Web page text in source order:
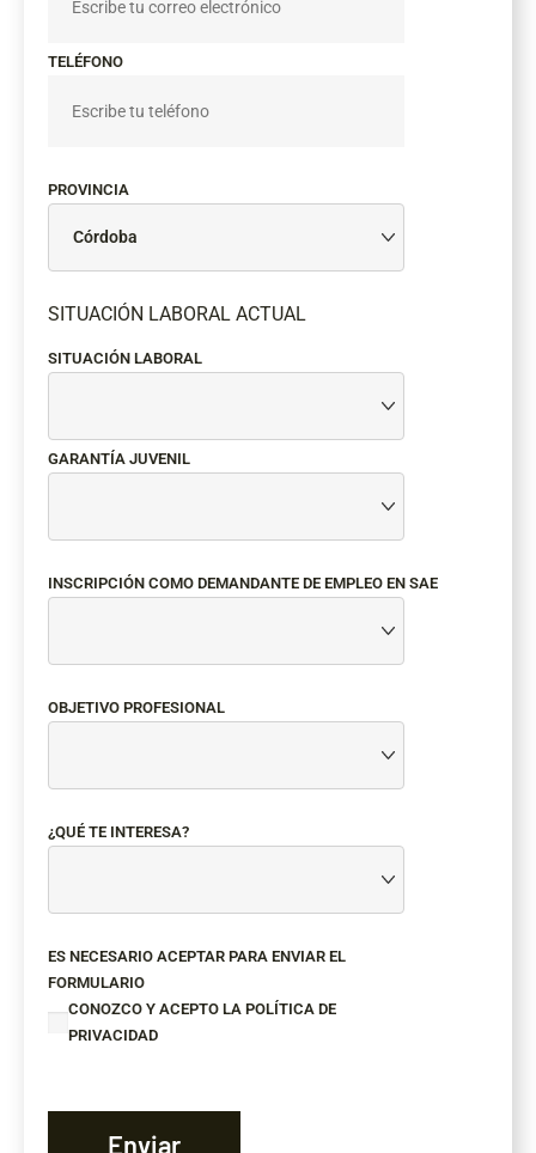
TELÉFONO
PROVINCIA
SITUACIÓN LABORAL ACTUAL
SITUACIÓN LABORAL
GARANTÍA JUVENIL
INSCRIPCIÓN COMO DEMANDANTE DE EMPLEO EN SAE
OBJETIVO PROFESIONAL
¿QUÉ TE INTERESA?
ES NECESARIO ACEPTAR PARA ENVIAR EL
FORMULARIO
CONOZCO Y ACEPTO LA POLÍTICA DE
PRIVACIDAD